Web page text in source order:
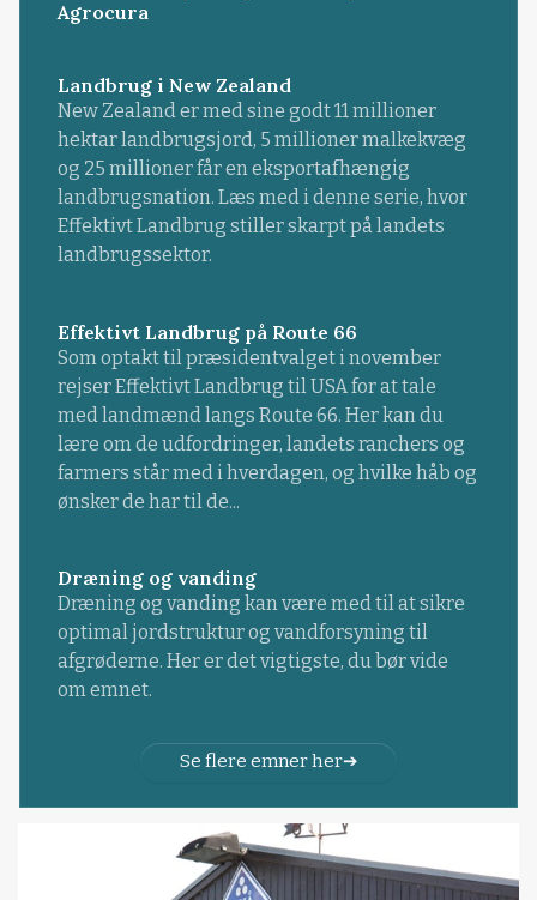
Agrocura
Landbrug i New Zealand
New Zealand er med sine godt 11 millioner
hektar landbrugsjord, 5 millioner malkekvæg
og 25 millioner får en eksportafhængig
landbrugsnation. Læs med i denne serie, hvor
Effektivt Landbrug stiller skarpt på landets
landbrugssektor.
Effektivt Landbrug på Route 66
Som optakt til præsidentvalget i november
rejser Effektivt Landbrug til USA for at tale
med landmænd langs Route 66. Her kan du
lære om de udfordringer, landets ranchers og
farmers står med i hverdagen, og hvilke håb og
ønsker de har til de...
Dræning og vanding
Dræning og vanding kan være med til at sikre
optimal jordstruktur og vandforsyning til
afgrøderne. Her er det vigtigste, du bør vide
om emnet.
Se flere emner her